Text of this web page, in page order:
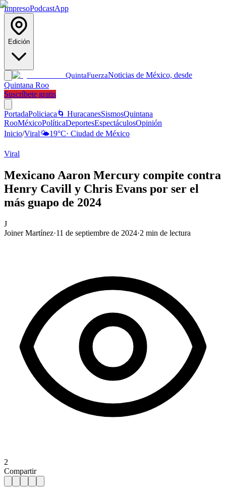
ImpresoPodcastApp
Edición
QuintaFuerzaNoticias de México, desde
Quintana Roo
Suscríbete gratis
PortadaPoliciaca 🌀 HuracanesSismosQuintana
RooMéxicoPolíticaDeportesEspectáculosOpinión
Inicio/Viral🌤️19°C· Ciudad de México
Viral
Mexicano Aaron Mercury compite contra
Henry Cavill y Chris Evans por ser el
más guapo de 2024
J
Joiner Martínez·11 de septiembre de 2024·2 min de lectura
2
Compartir